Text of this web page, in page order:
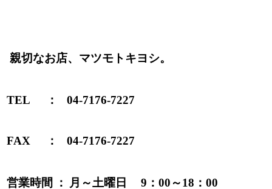
親切なお店、マツモトキヨシ。
TEL ： 04-7176-7227
FAX ： 04-7176-7227
営業時間 ： 月～土曜日 9：00～18：00